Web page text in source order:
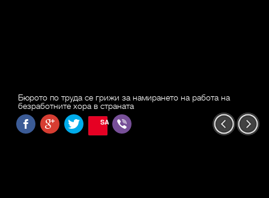
Бюрото по труда се грижи за намирането на работа на
безработните хора в страната
SAVE